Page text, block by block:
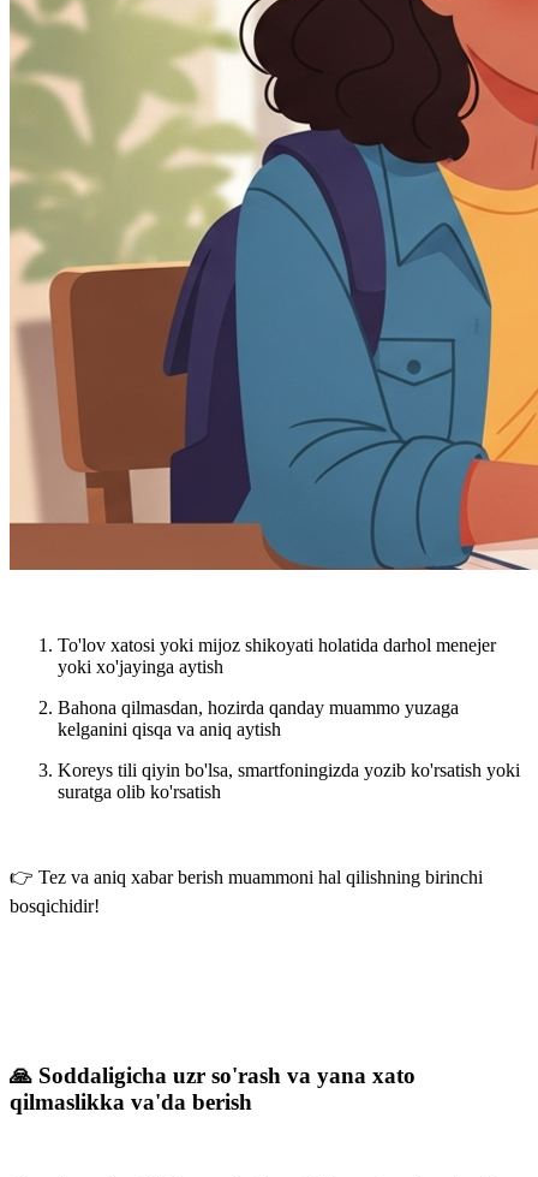
To'lov xatosi yoki mijoz shikoyati holatida darhol menejer
yoki xo'jayinga aytish
Bahona qilmasdan, hozirda qanday muammo yuzaga
kelganini qisqa va aniq aytish
Koreys tili qiyin bo'lsa, smartfoningizda yozib ko'rsatish yoki
suratga olib ko'rsatish
👉 Tez va aniq xabar berish muammoni hal qilishning birinchi
bosqichidir!
🙏 Soddaligicha uzr so'rash va yana xato
qilmaslikka va'da berish